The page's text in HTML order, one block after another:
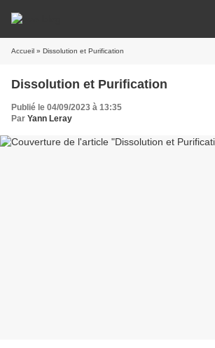
Accueil » Dissolution et Purification
Dissolution et Purification
Publié le 04/09/2023 à 13:35
Par Yann Leray